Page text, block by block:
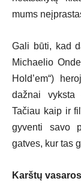
mums
Gali būti, kad
Michaelio
Hold’em“)
dažnai vyksta
Tačiau kaip ir
gyventi savo
gatves, kur tas
Karštų